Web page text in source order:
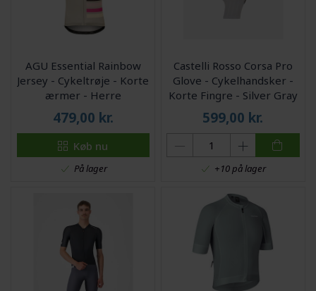
AGU Essential Rainbow
Jersey - Cykeltrøje - Korte
ærmer - Herre
479,00 kr.
Køb nu
På lager
Castelli Rosso Corsa Pro
Glove - Cykelhandsker -
Korte Fingre - Silver Gray
- M
599,00 kr.
+10 på lager